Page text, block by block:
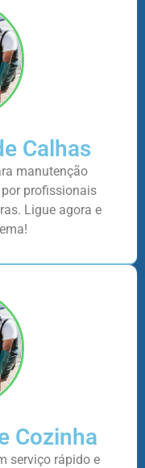
Calhas
manutenção
profissionais
Ligue agora e
Cozinha
serviço rápido e